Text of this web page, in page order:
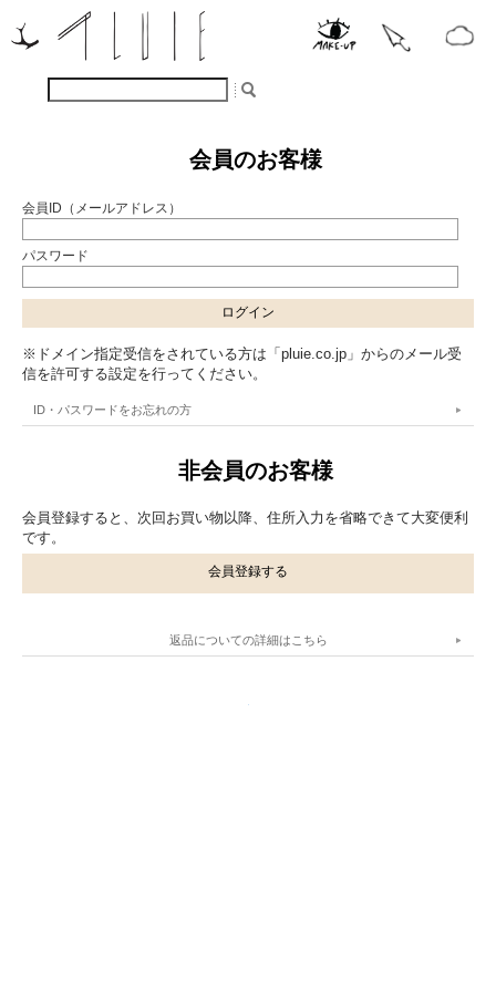
会員のお客様
会員ID（メールアドレス）
パスワード
※ドメイン指定受信をされている方は「pluie.co.jp」からのメール受
信を許可する設定を行ってください。
ID・パスワードをお忘れの方
非会員のお客様
会員登録すると、次回お買い物以降、住所入力を省略できて大変便利
です。
会員登録する
返品についての詳細はこちら